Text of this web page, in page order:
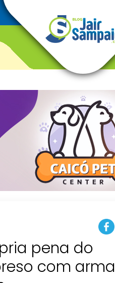
pena do
com arma